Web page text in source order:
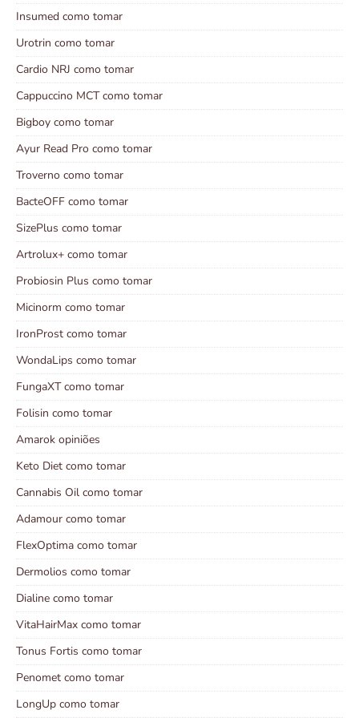
Insumed como tomar
Urotrin como tomar
Cardio NRJ como tomar
Cappuccino MCT como tomar
Bigboy como tomar
Ayur Read Pro como tomar
Troverno como tomar
BacteOFF como tomar
SizePlus como tomar
Artrolux+ como tomar
Probiosin Plus como tomar
Micinorm como tomar
IronProst como tomar
WondaLips como tomar
FungaXT como tomar
Folisin como tomar
Amarok opiniões
Keto Diet como tomar
Cannabis Oil como tomar
Adamour como tomar
FlexOptima como tomar
Dermolios como tomar
Dialine como tomar
VitaHairMax como tomar
Tonus Fortis como tomar
Penomet como tomar
LongUp como tomar